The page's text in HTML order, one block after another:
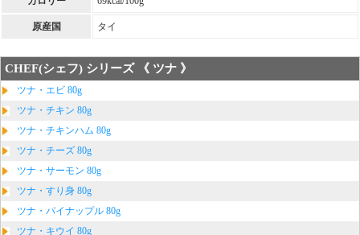
原産国 タイ
CHEF(シェフ) シリーズ 《 ツナ 》
ツナ・エビ 80g
ツナ・チキン 80g
ツナ・チキンハム 80g
ツナ・チーズ 80g
ツナ・サーモン 80g
ツナ・すり身 80g
ツナ・パイナップル 80g
ツナ・キウイ 80g